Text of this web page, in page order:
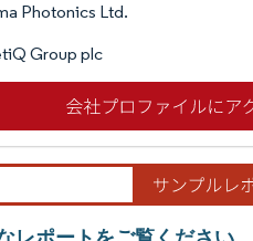
Photonics Ltd.
Group plc